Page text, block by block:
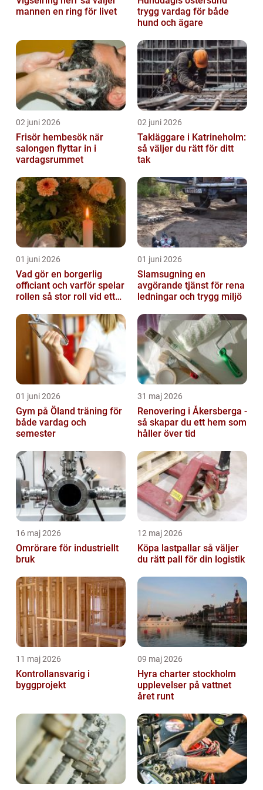
mannen en ring för livet
trygg vardag för både
hund och ägare
02 juni 2026
Frisör hembesök när
salongen flyttar in i
vardagsrummet
02 juni 2026
Takläggare i Katrineholm:
så väljer du rätt för ditt
tak
01 juni 2026
Vad gör en borgerlig
officiant och varför spelar
rollen så stor roll vid ett
01 juni 2026
Slamsugning en
avgörande tjänst för rena
ledningar och trygg miljö
01 juni 2026
Gym på Öland träning för
både vardag och
semester
31 maj 2026
Renovering i Åkersberga -
så skapar du ett hem som
håller över tid
16 maj 2026
Omrörare för industriellt
bruk
12 maj 2026
Köpa lastpallar så väljer
du rätt pall för din logistik
11 maj 2026
Kontrollansvarig i
byggprojekt
09 maj 2026
Hyra charter stockholm
upplevelser på vattnet
året runt